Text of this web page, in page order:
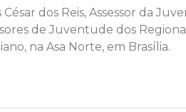
dos Reis, Assessor da
de Juventude dos
na Asa Norte, em Brasília.